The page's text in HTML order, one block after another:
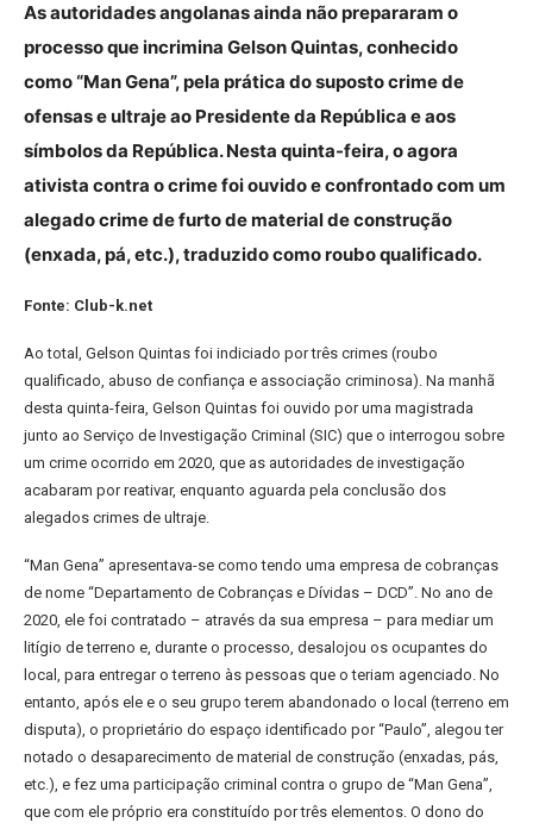
As autoridades angolanas ainda não prepararam o
processo que incrimina Gelson Quintas, conhecido
como “Man Gena”, pela prática do suposto crime de
ofensas e ultraje ao Presidente da República e aos
símbolos da República. Nesta quinta-feira, o agora
ativista contra o crime foi ouvido e confrontado com um
alegado crime de furto de material de construção
(enxada, pá, etc.), traduzido como roubo qualificado.
Fonte: Club-k.net
Ao total, Gelson Quintas foi indiciado por três crimes (roubo
qualificado, abuso de confiança e associação criminosa). Na manhã
desta quinta-feira, Gelson Quintas foi ouvido por uma magistrada
junto ao Serviço de Investigação Criminal (SIC) que o interrogou sobre
um crime ocorrido em 2020, que as autoridades de investigação
acabaram por reativar, enquanto aguarda pela conclusão dos
alegados crimes de ultraje.
“Man Gena” apresentava-se como tendo uma empresa de cobranças
de nome “Departamento de Cobranças e Dívidas – DCD”. No ano de
2020, ele foi contratado – através da sua empresa – para mediar um
litígio de terreno e, durante o processo, desalojou os ocupantes do
local, para entregar o terreno às pessoas que o teriam agenciado. No
entanto, após ele e o seu grupo terem abandonado o local (terreno em
disputa), o proprietário do espaço identificado por “Paulo”, alegou ter
notado o desaparecimento de material de construção (enxadas, pás,
etc.), e fez uma participação criminal contra o grupo de “Man Gena”,
que com ele próprio era constituído por três elementos. O dono do